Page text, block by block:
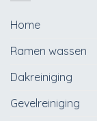
Home
Ramen wassen
Dakreiniging
Gevelreiniging